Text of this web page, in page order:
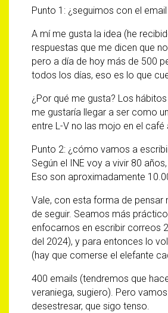
Punto 1: ¿seguimos con el
A mí me gusta la idea (he
respuestas que me dicen que
pero a día de hoy más de 500
todos los días, eso es lo que
¿Por qué me gusta? Los
me gustaría llegar a ser como
entre L-V no las mojo en el café
Punto 2: ¿cómo vamos a
Según el INE voy a vivir 80
Eso son aproximadamente
Vale, con esta forma de pensar
de seguir. Seamos más
enfocarnos en escribir correos
del 2024), y para entonces lo
(hay que comerse el elefante
400 emails (tendremos que
veraniega, sugiero). Pero
desestresar, que sigo tenso.